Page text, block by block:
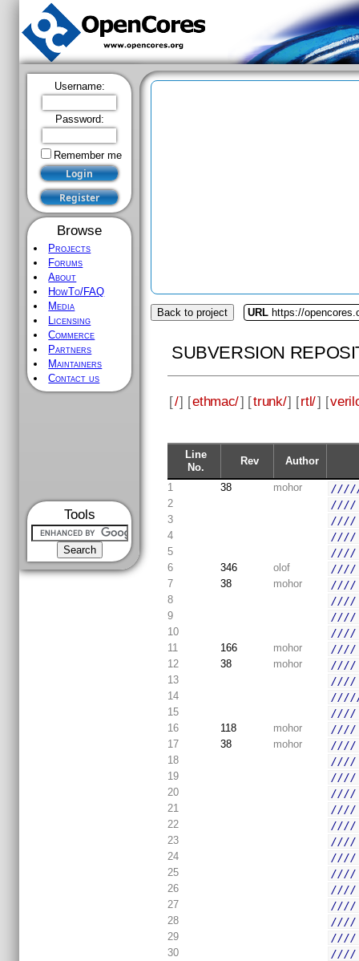
Username:
Password:
Remember me
Browse
Projects
Forums
About
HowTo/FAQ
Media
Licensing
Commerce
Partners
Maintainers
Contact us
Tools
Back to project URL https://
SUBVERSION
[/] [ethmac/] [trunk/] [rtl/] [
Line
No.
Rev Author
1 38 mohor
2
3
////
4
5
////
6
346 olof
////
7
38 mohor
8
////
9
////
10
11
166 mohor
////
12
38 mohor
13
14
15
16
118 mohor
////
17
38 mohor
18
////
19
////
20
////
21
////
22
23
////
24
////
25
////
26
////
27
////
28
29
////
30
////